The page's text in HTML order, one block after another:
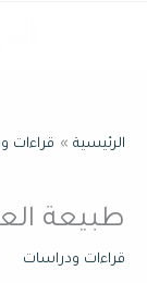
الرئيسية قراءات
طبيعة
قراءات ودراسات